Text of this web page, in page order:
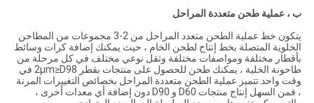
ب ، عملية طحن متعددة المراحل
يتكون خط عملية الطحن متعدد المراحل من 2-3 مجموعات من المطاحن
الخلوية المتصلة بخط إنتاج لطحن الخام ، حيث يمكنك إضافة كرات وسائط
بأقطار مختلفة ومواصفات مختلفة وثقل نوعي مختلف في كل مرحلة من
طاحونة الخلية ، يمكنك طحن للحصول على منتجات بقطر 2μm≥D98 في
وقت واحد.تتميز عملية الطحن متعددة المراحل بخصائص التغييرات المرنة
، فمن السهل إنتاج منتجات D60 و D90 دون إضافة أي معدات أخرى ،